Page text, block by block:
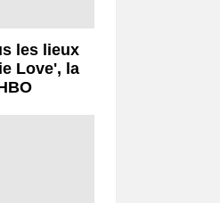
les lieux
Love', la